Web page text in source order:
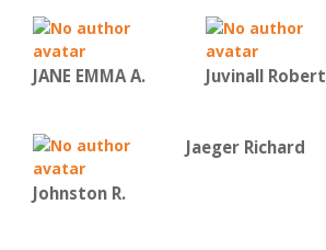
JANE EMMA A. Juvinall Robert
Johnston R.
Jaeger Richard